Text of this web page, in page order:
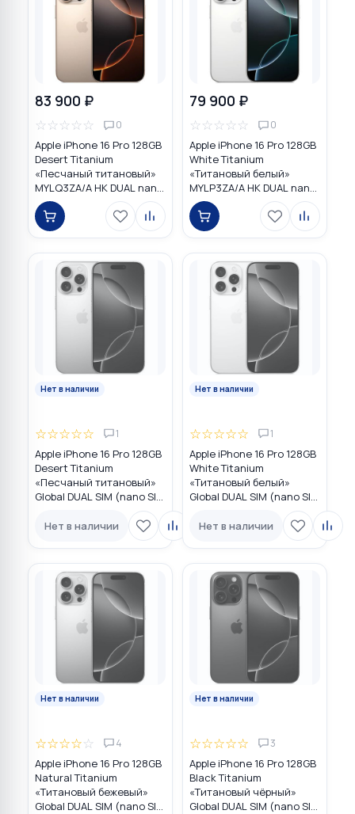
83 900 ₽
☆☆☆☆☆ 0
Apple iPhone 16 Pro 128GB
Desert Titanium
«Песчаный титановый»
MYLQ3ZA/A HK DUAL nano
SIM
79 900 ₽
☆☆☆☆☆ 0
Apple iPhone 16 Pro 128GB
White Titanium
«Титановый белый»
MYLP3ZA/A HK DUAL nano
SIM
Нет в наличии
☆☆☆☆☆ 1
Apple iPhone 16 Pro 128GB
Desert Titanium
«Песчаный титановый»
Global DUAL SIM (nano SIM
Нет в наличии
Нет в наличии
☆☆☆☆☆ 1
Apple iPhone 16 Pro 128GB
White Titanium
«Титановый белый»
Global DUAL SIM (nano SIM
Нет в наличии
Нет в наличии
☆☆☆☆☆ 4
Apple iPhone 16 Pro 128GB
Natural Titanium
«Tитановый бежевый»
Global DUAL SIM (nano SIM
Нет в наличии
☆☆☆☆☆ 3
Apple iPhone 16 Pro 128GB
Black Titanium
«Титановый чёрный»
Global DUAL SIM (nano SIM